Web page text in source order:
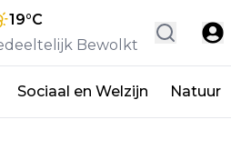
19°C
Bewolkt
Sociaal en Welzijn Natuur